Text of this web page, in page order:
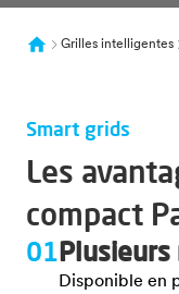
Grilles intelligentes
Smart grids
Les
compact
01Plusieurs
Disponible en